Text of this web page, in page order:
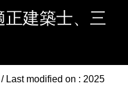
建築士、三
/ Last modified on : 2025